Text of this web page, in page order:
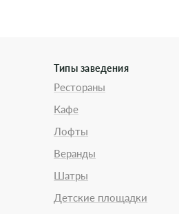
Типы заведения
Рестораны
Кафе
Лофты
Веранды
Шатры
Детские площадки